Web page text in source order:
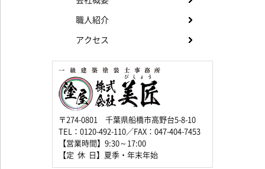
職人紹介
アクセス
〒274-0801 千葉県船橋市高野台5-8-10
TEL：0120-492-110／FAX：047-404-7453
【営業時間】9:30～17:00
【定 休 日】夏季・年末年始